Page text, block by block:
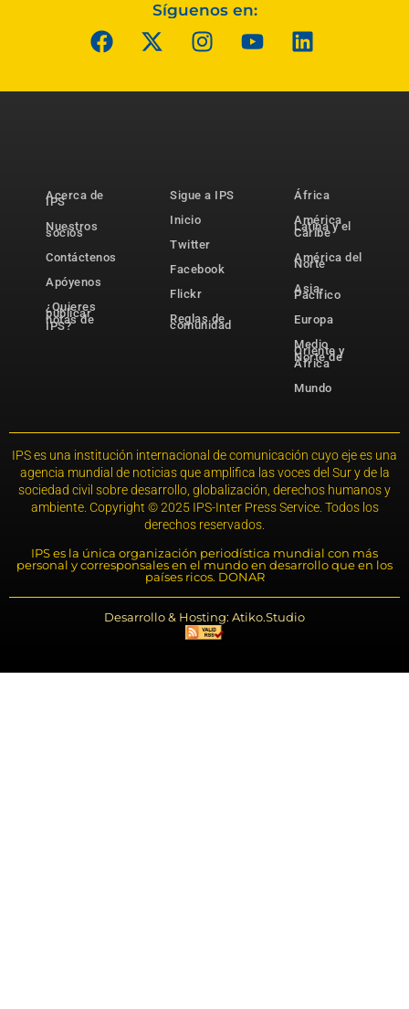
Síguenos en:
Acerca de
IPS
Nuestros
socios
Contáctenos
Apóyenos
¿Quieres
publicar
notas de
IPS?
Sigue a IPS
Inicio
Twitter
Facebook
Flickr
Reglas de
comunidad
África
América
Latina y el
Caribe
América del
Norte
Asia-
Pacífico
Europa
Medio
Oriente y
Norte de
África
Mundo
IPS es una institución internacional de comunicación cuyo eje es una
agencia mundial de noticias que amplifica las voces del Sur y de la
sociedad civil sobre desarrollo, globalización, derechos humanos y
ambiente. Copyright © 2025 IPS-Inter Press Service. Todos los
derechos reservados.
IPS es la única organización periodística mundial con más
personal y corresponsales en el mundo en desarrollo que en los
países ricos. DONAR
Desarrollo & Hosting: Atiko.Studio